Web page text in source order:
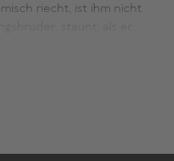
riecht, ist ihm nicht
einen Vulkan, der
sein eigenes Zimmer!
Thomas Freyer